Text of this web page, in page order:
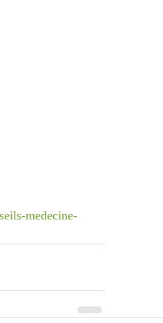
medecine-